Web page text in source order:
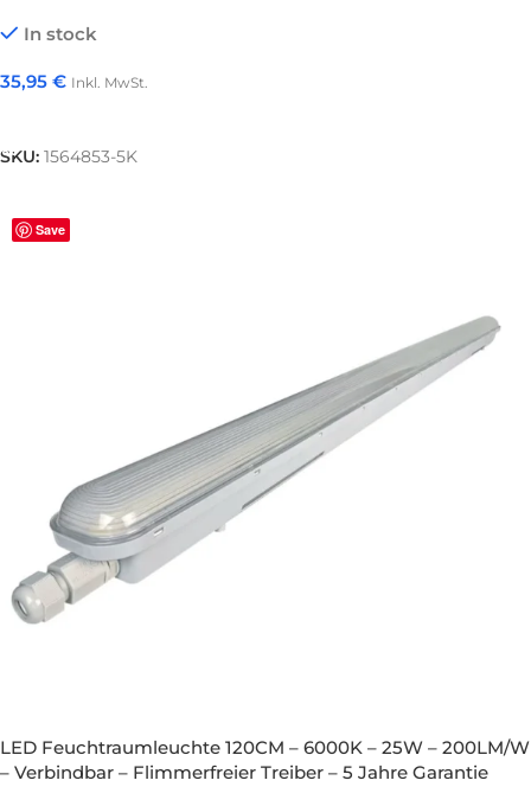
In stock
35,95 € Inkl. MwSt.
SKU: 1564853-5K
Save
LED Feuchtraumleuchte 120CM – 6000K – 25W – 200LM/W
– Verbindbar – Flimmerfreier Treiber – 5 Jahre Garantie